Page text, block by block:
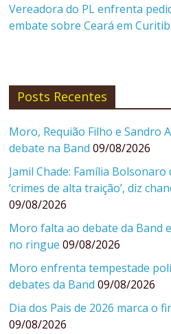
Vereadora do PL enfrenta
embate sobre Ceará em
Posts Recentes
Moro, Requião Filho e Sandro
debate na Band 09/08/2026
Jamil Chade: Família
‘crimes de alta traição’, diz
09/08/2026
Moro falta ao debate da Band
no ringue 09/08/2026
Moro enfrenta tempestade
debates da Band 09/08/2026
Dia dos Pais de 2026 marca o
09/08/2026